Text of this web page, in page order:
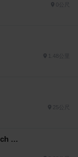
1.48公里
25公尺
EGG BUN Breakfast Sandwich & Espresso